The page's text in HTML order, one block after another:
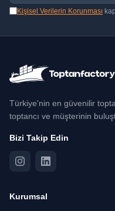
Kişisel Verilerin Korunması
Türkiye'nin en güvenilir
toptancı ve müşterinin
Bizi Takip Edin
Kurumsal